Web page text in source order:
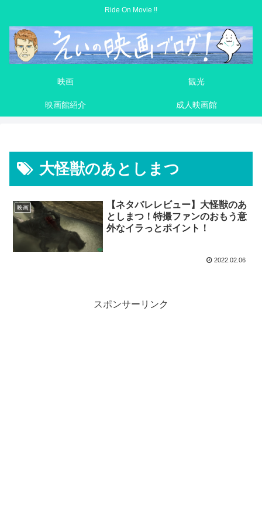
Ride On Movie !!
映画 観光
映画館紹介 成人映画館
大怪獣のあとしまつ
映画
【ネタバレレビュー】大怪獣のあ
としまつ！特撮ファンのおもう意
外なイラっとポイント！
2022.02.06
スポンサーリンク